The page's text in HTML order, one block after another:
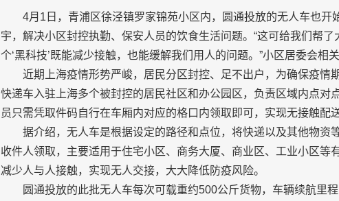
4月1日，青浦区徐泾镇罗家锦苑小区内，圆通投放的无人车也开
宇，解决小区封控执勤、保安人员的饮食生活问题。“这可给我们帮
个‘黑科技’既能减少接触，也能缓解我们用人的问题。”小区居委会相
近期上海疫情形势严峻，居民分区封控、足不出户，为确保疫情
快递车入驻上海多个被封控的居民社区和办公园区，负责区域内点对
员只需凭取件码自行在车厢内对应的格口内领取即可，实现无接触配送
据介绍，无人车是根据设定的路径和点位，将快递以及其他物资
收件人领取，主要适用于住宅小区、商务大厦、商业区、工业小区等
减少人与人接触，实现无人交接，大大降低防疫风险。
圆通投放的此批无人车每次可载重约500公斤货物，车辆续航里